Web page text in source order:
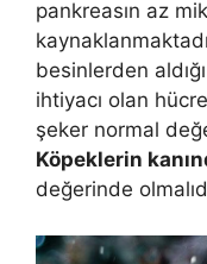
pankreasın az
besinlerden
ihtiyacı olan
şeker normal
Köpeklerin
değerinde